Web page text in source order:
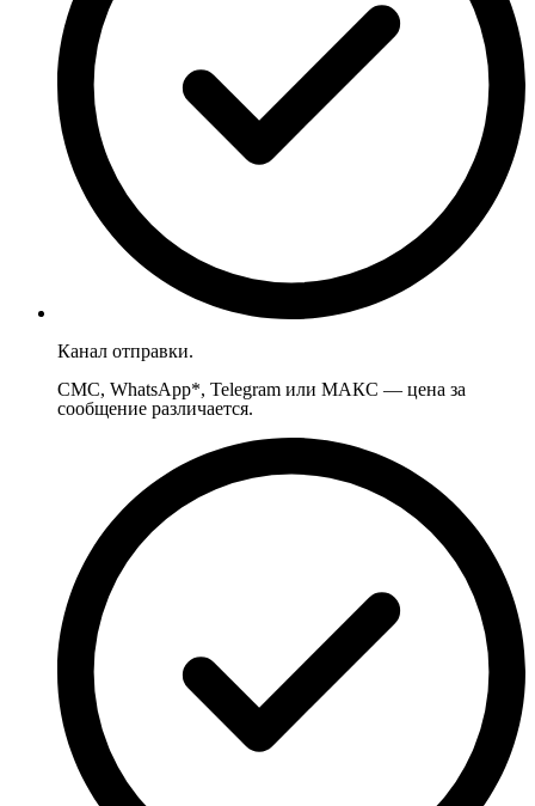
Канал отправки.
СМС, WhatsApp*, Telegram или МАКС — цена за
сообщение различается.